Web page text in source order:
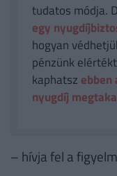
tudatos módja.
egy
hogyan
pénzünk
kaphatsz ebben
nyugdíj
– hívja fel a